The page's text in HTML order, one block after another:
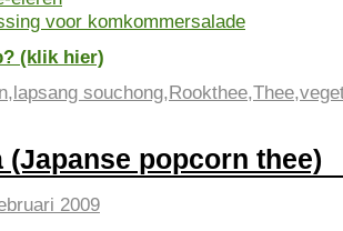
voor komkommersalade
(klik hier)
,lapsang souchong,Rookthee,Thee,
(Japanse popcorn thee)
2009